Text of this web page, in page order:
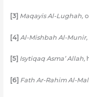
[3] Maqayis Al-Lughah,
[4] Al-Mishbah Al-Munir,
[5] Isytiqaq Asma’ Allah,
[6] Fath Ar-Rahim Al-